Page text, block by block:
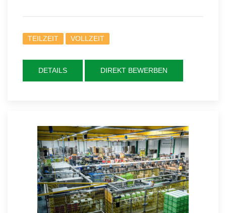
TEILZEIT VOLLZEIT
DETAILS DIREKT BEWERBEN